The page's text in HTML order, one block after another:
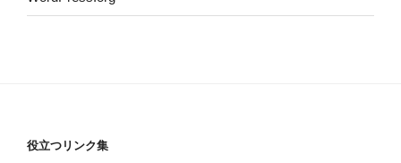
役立つリンク集